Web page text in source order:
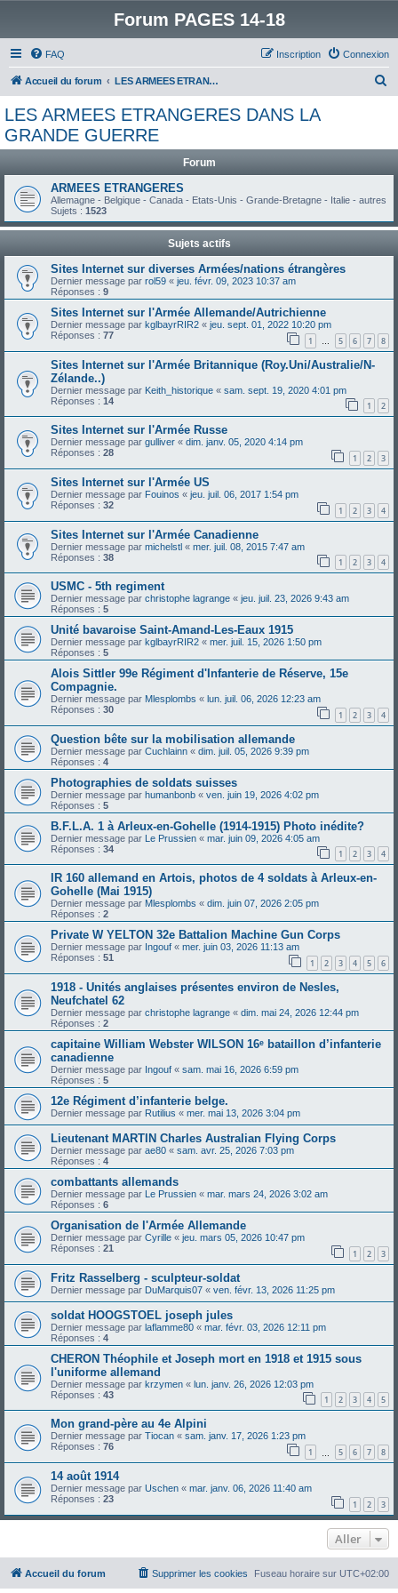
Forum PAGES 14-18
FAQ Connexion
Inscription
Accueil du forum LES ARMEES ETRANGERES DANS LA GRANDE GUERRE
h
LES ARMEES ETRANGERES DANS LA
GRANDE GUERRE
Forum
ARMEES ETRANGERES
Allemagne - Belgique - Canada - Etats-Unis - Grande-Bretagne - Italie - autres
Sujets : 1523
Sujets actifs
Sites Internet sur diverses Armées/nations étrangères
Dernier message par rol59 « jeu. févr. 09, 2023 10:37 am
Réponses : 9
Sites Internet sur l'Armée Allemande/Autrichienne
Dernier message par kglbayrRIR2 « jeu. sept. 01, 2022 10:20 pm
Réponses : 77 1 … 5 6 7 8
Sites Internet sur l'Armée Britannique (Roy.Uni/Australie/N-
Zélande..)
Dernier message par Keith_historique « sam. sept. 19, 2020 4:01 pm
Réponses : 14 1 2
Sites Internet sur l'Armée Russe
Dernier message par gulliver « dim. janv. 05, 2020 4:14 pm
Réponses : 28 1 2 3
Sites Internet sur l'Armée US
Dernier message par Fouinos « jeu. juil. 06, 2017 1:54 pm
Réponses : 32 1 2 3 4
Sites Internet sur l'Armée Canadienne
Dernier message par michelstl « mer. juil. 08, 2015 7:47 am
Réponses : 38 1 2 3 4
USMC - 5th regiment
Dernier message par christophe lagrange « jeu. juil. 23, 2026 9:43 am
Réponses : 5
Unité bavaroise Saint-Amand-Les-Eaux 1915
Dernier message par kglbayrRIR2 « mer. juil. 15, 2026 1:50 pm
Réponses : 5
Alois Sittler 99e Régiment d'Infanterie de Réserve, 15e
Compagnie.
Dernier message par Mlesplombs « lun. juil. 06, 2026 12:23 am
Réponses : 30 1 2 3 4
Question bête sur la mobilisation allemande
Dernier message par Cuchlainn « dim. juil. 05, 2026 9:39 pm
Réponses : 4
Photographies de soldats suisses
Dernier message par humanbonb « ven. juin 19, 2026 4:02 pm
Réponses : 5
B.F.L.A. 1 à Arleux-en-Gohelle (1914-1915) Photo inédite?
Dernier message par Le Prussien « mar. juin 09, 2026 4:05 am
Réponses : 34 1 2 3 4
IR 160 allemand en Artois, photos de 4 soldats à Arleux-en-
Gohelle (Mai 1915)
Dernier message par Mlesplombs « dim. juin 07, 2026 2:05 pm
Réponses : 2
Private W YELTON 32e Battalion Machine Gun Corps
Dernier message par Ingouf « mer. juin 03, 2026 11:13 am
Réponses : 51 1 2 3 4 5 6
1918 - Unités anglaises présentes environ de Nesles,
Neufchatel 62
Dernier message par christophe lagrange « dim. mai 24, 2026 12:44 pm
Réponses : 2
capitaine William Webster WILSON 16ᵉ bataillon d’infanterie
canadienne
Dernier message par Ingouf « sam. mai 16, 2026 6:59 pm
Réponses : 5
12e Régiment d’infanterie belge.
Dernier message par Rutilius « mer. mai 13, 2026 3:04 pm
Lieutenant MARTIN Charles Australian Flying Corps
Dernier message par ae80 « sam. avr. 25, 2026 7:03 pm
Réponses : 4
combattants allemands
Dernier message par Le Prussien « mar. mars 24, 2026 3:02 am
Réponses : 6
Organisation de l'Armée Allemande
Dernier message par Cyrille « jeu. mars 05, 2026 10:47 pm
Réponses : 21 1 2 3
Fritz Rasselberg - sculpteur-soldat
Dernier message par DuMarquis07 « ven. févr. 13, 2026 11:25 pm
soldat HOOGSTOEL joseph jules
Dernier message par laflamme80 « mar. févr. 03, 2026 12:11 pm
Réponses : 4
CHERON Théophile et Joseph mort en 1918 et 1915 sous
l'uniforme allemand
Dernier message par krzymen « lun. janv. 26, 2026 12:03 pm
Réponses : 43 1 2 3 4 5
Mon grand-père au 4e Alpini
Dernier message par Tiocan « sam. janv. 17, 2026 1:23 pm
Réponses : 76 1 5 6 7 8
14 août 1914
Dernier message par Uschen « mar. janv. 06, 2026 11:40 am
Réponses : 23 1 2 3
Aller
Accueil du forum Fuseau horaire sur UTC+02:00
Supprimer les cookies